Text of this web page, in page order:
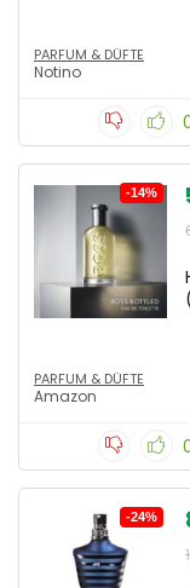
PARFUM & DÜFTE
Notino
-14%
PARFUM & DÜFTE
Amazon
-24%